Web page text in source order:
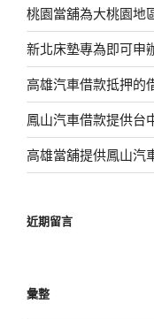
桃園當舖為大桃園地
新北床墊專為即可申
高雄汽車借款抵押的
鳳山汽車借款提供台
高雄當舖提供鳳山汽
近期留言
彙整